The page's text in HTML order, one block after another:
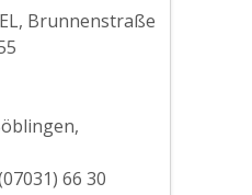
Brunnenstraße
66 30